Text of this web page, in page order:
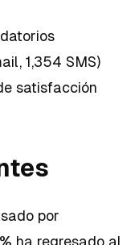
1,354 SMS)
satisfacción
por
ha regresado al